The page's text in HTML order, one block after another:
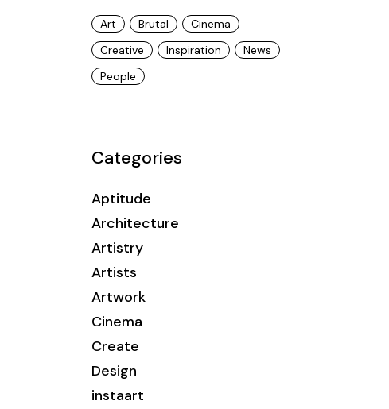
Art Brutal
Cinema
Creative
Inspiration
News
People
Categories
Aptitude
Architecture
Artistry
Artists
Artwork
Cinema
Create
Design
instaart